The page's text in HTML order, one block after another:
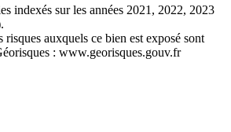
indexés sur les années 2021, 2022, 2023
auxquels ce bien est exposé sont
: www.georisques.gouv.fr